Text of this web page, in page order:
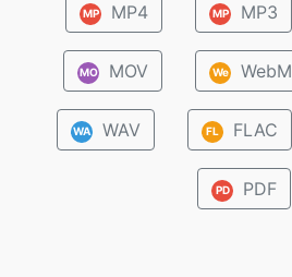
MP MP4 MP MP3
MO MOV We WebM
WA WAV FL FLAC
PD PDF